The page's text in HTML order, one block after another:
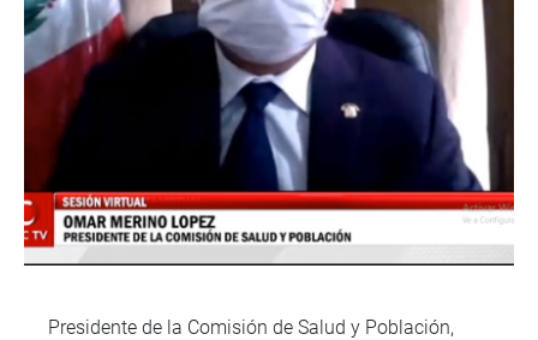
Presidente de la Comisión de Salud y Población,